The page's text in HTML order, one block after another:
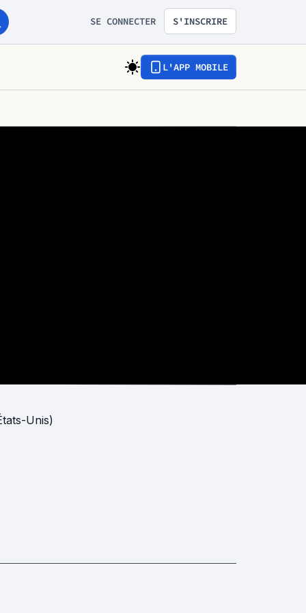
SE CONNECTER S'INSCRIRE
L'APP MOBILE
Unis)